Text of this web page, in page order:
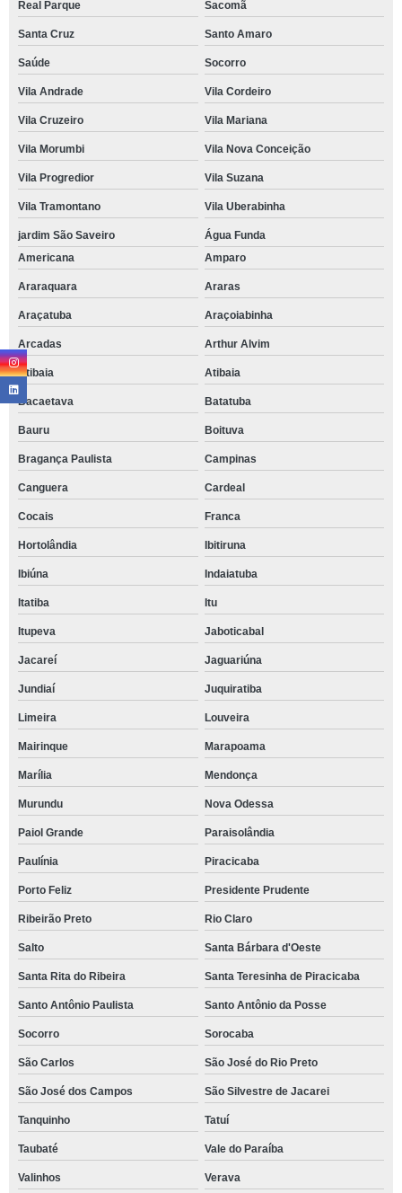
Real Parque Sacomã
Santa Cruz Santo Amaro
Saúde Socorro
Vila Andrade Vila Cordeiro
Vila Cruzeiro Vila Mariana
Vila Morumbi Vila Nova Conceição
Vila Progredior Vila Suzana
Vila Tramontano Vila Uberabinha
jardim São Saveiro
Água Funda
Americana
Amparo
Araraquara Araras
Araçatuba Araçoiabinha
Arcadas Arthur Alvim
Atibaia Atibaia
Bacaetava Batatuba
Bauru Boituva
Bragança Paulista Campinas
Canguera Cardeal
Cocais Franca
Hortolândia Ibitiruna
Ibiúna Indaiatuba
Itatiba Itu
Itupeva Jaboticabal
Jacareí Jaguariúna
Jundiaí Juquiratiba
Limeira Louveira
Mairinque Marapoama
Marília Mendonça
Murundu Nova Odessa
Paiol Grande Paraisolândia
Paulínia Piracicaba
Porto Feliz Presidente Prudente
Ribeirão Preto Rio Claro
Salto Santa Bárbara d'Oeste
Santa Rita do Ribeira Santa Teresinha de Piracicaba
Santo Antônio Paulista Santo Antônio da Posse
Socorro Sorocaba
São Carlos São José do Rio Preto
São José dos Campos São Silvestre de Jacarei
Tanquinho Tatuí
Taubaté Vale do Paraíba
Valinhos Verava